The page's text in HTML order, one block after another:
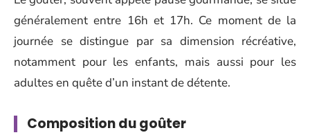
généralement entre 16h et 17h. Ce moment de la
journée se distingue par sa dimension récréative,
notamment pour les enfants, mais aussi pour les
adultes en quête d’un instant de détente.
Composition du goûter